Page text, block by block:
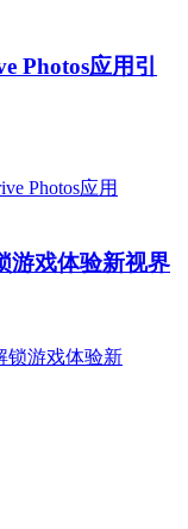
Photos应用引
游戏体验新视界